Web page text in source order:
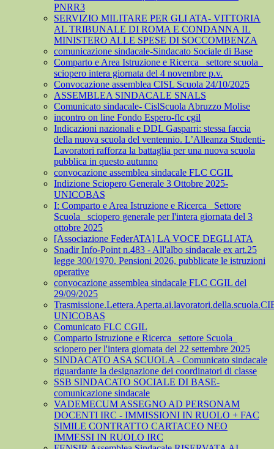
PNRR3
SERVIZIO MILITARE PER GLI ATA- VITTORIA
AL TRIBUNALE DI ROMA E CONDANNA IL
MINISTERO ALLE SPESE DI SOCCOMBENZA
comunicazione sindacale-Sindacato Sociale di Base
Comparto e Area Istruzione e Ricerca_ settore scuola_
sciopero intera giornata del 4 novembre p.v.
Convocazione assemblea CISL Scuola 24/10/2025
ASSEMBLEA SINDACALE SNALS
Comunicato sindacale- CislScuola Abruzzo Molise
incontro on line Fondo Espero-flc cgil
Indicazioni nazionali e DDL Gasparri: stessa faccia
della nuova scuola del ventennio. L’Alleanza Studenti-
Lavoratori rafforza la battaglia per una nuova scuola
pubblica in questo autunno
convocazione assemblea sindacale FLC CGIL
Indizione Sciopero Generale 3 Ottobre 2025-
UNICOBAS
I: Comparto e Area Istruzione e Ricerca_ Settore
Scuola_ sciopero generale per l'intera giornata del 3
ottobre 2025
[Associazione FederATA] LA VOCE DEGLI ATA
Snadir Info-Point n.483 - All'albo sindacale ex art.25
legge 300/1970. Pensioni 2026, pubblicate le istruzioni
operative
convocazione assemblea sindacale FLC CGIL del
29/09/2025
UNICOBAS
Comunicato FLC CGIL
Comparto Istruzione e Ricerca_ settore Scuola_
sciopero per l'intera giornata del 22 settembre 2025
SINDACATO ASA SCUOLA - Comunicato sindacale
riguardante la designazione dei coordinatori di classe
SSB SINDACATO SOCIALE DI BASE-
comunicazione sindacale
VADEMECUM ASSEGNO AD PERSONAM
DOCENTI IRC - IMMISSIONI IN RUOLO + FAC
SIMILE CONTRATTO CARTACEO NEO
IMMESSI IN RUOLO IRC